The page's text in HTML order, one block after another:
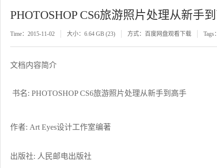
PHOTOSHOP CS6旅游照片处理从新手
Time：2015-11-02 大小：6.64 GB (23) 方式：百度网盘观看下载 Tags
文档内容简介
书名: PHOTOSHOP CS6旅游照片处理从新手到高手
作者: Art Eyes设计工作室编著
出版社: 人民邮电出版社